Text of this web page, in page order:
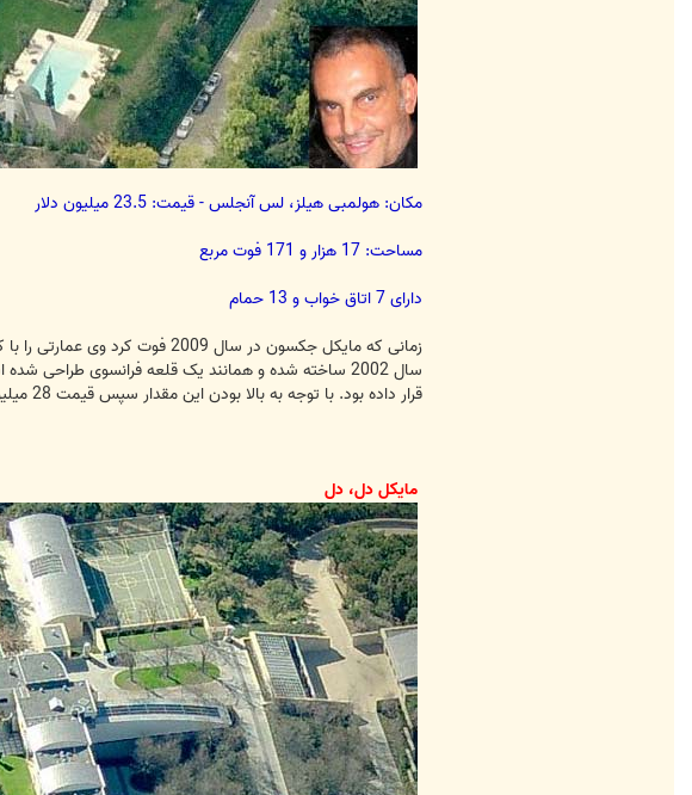
مکان: هولمبی هیلز، لس آنجلس - قیمت: 23.5 میلیون دلار
مساحت: 17 هزار و 171 فوت مربع
دارای 7 اتاق خواب و 13 حمام
زمانی که مایکل جکسون در سال
قرار داده بود. با توجه به بالا بودن این مقدار سپس قیمت 28 میلیون دلار و در نهایت 23.5 میلیون دلار را برای فروش آن در نظر گرفته است.
مایکل دل، دل